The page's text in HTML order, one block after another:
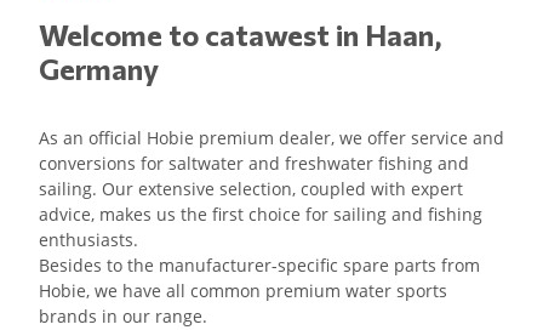
Welcome to catawest in Haan,
Germany
As an official Hobie premium dealer, we offer service and
conversions for saltwater and freshwater fishing and
sailing. Our extensive selection, coupled with expert
advice, makes us the first choice for sailing and fishing
enthusiasts.
Besides to the manufacturer-specific spare parts from
Hobie, we have all common premium water sports
brands in our range.